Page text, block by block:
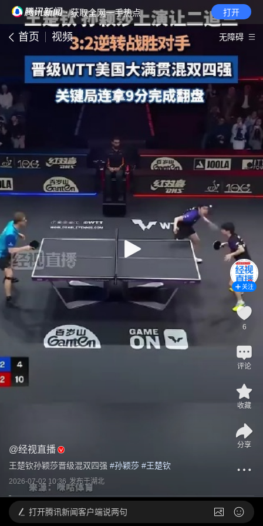
· 获取全网一手热点 打开
首页 视频 无障碍
@经视直播
王楚钦孙颖莎晋级混双四强 #孙颖莎 #王楚钦
2026-07-02 10:36 发布于湖北
关注
6
评论
收藏
分享
打开腾讯新闻客户端说两句